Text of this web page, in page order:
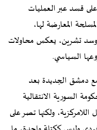
قسد عبر العمليات
المعارضة لها،
وسد تشرين، يعكس محاولات
السياسي.
دمشق الجديدة بعد
السورية الانتقالية
ولكنها تصر على